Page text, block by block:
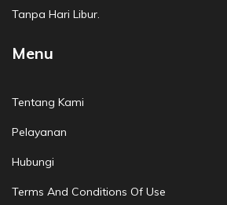
Tanpa Hari Libur.
Menu
Tentang Kami
Pelayanan
Hubungi
Terms And Conditions Of Use